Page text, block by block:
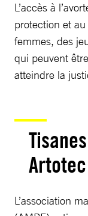
L’accès à
protection et
femmes, des
qui peuvent
atteindre la
Artotec
L’association